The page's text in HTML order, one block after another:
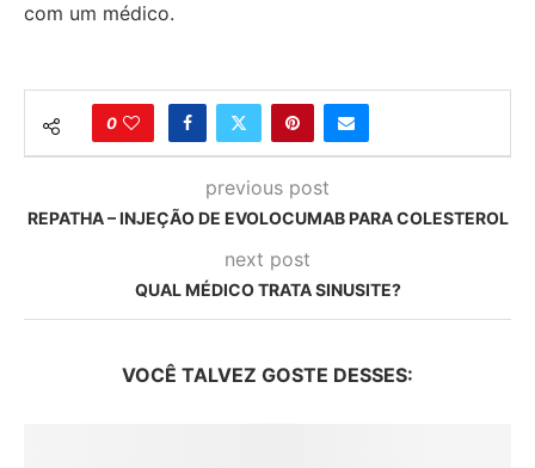
com um médico.
0
previous post
REPATHA – INJEÇÃO DE EVOLOCUMAB PARA COLESTEROL
next post
QUAL MÉDICO TRATA SINUSITE?
VOCÊ TALVEZ GOSTE DESSES: